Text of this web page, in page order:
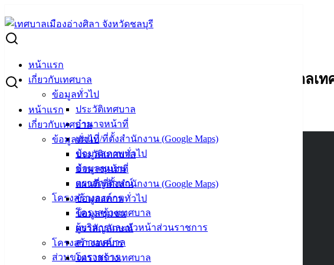
to
content
หน้าแรก
เกี่ยวกับเทศบาล
ข้อมูลทั่วไป
ประวัติเทศบาล
อำนาจหน้าที่
แผนที่/ที่ตั้งสำนักงาน (Google Maps)
ข้อมูลสภาพทั่วไป
ข้อมูลชุมชน
ตราสัญลักษณ์
โครงสร้างองค์กร
โครงสร้างเทศบาล
ผู้บริหารและหัวหน้าส่วนราชการ
สภาเทศบาล
ส่วนของราชการ
หน้าแรก
เกี่ยวกับเทศบาล
ข้อมูลทั่วไป
ประวัติเทศบาล
อำนาจหน้าที่
แผนที่/ที่ตั้งสำนักงาน (Google Maps)
ข้อมูลสภาพทั่วไป
ข้อมูลชุมชน
ตราสัญลักษณ์
โครงสร้างองค์กร
โครงสร้างเทศบาล
Search
for:
ประมูลจำหน่ายทรัพย์หลุดจำนำของสถานธนานุบาลเท
ตุลาคม 3, 2023 vichakarn
เทศบาลเมืองอ่างศิลา
สำนักงานเทศบาลเมืองอ่างศิลา 90/338 ม.3
ต.เสม็ด อ.เมือง จ.ชลบุรี 20000
038-142-100-104
บริการประชาชน